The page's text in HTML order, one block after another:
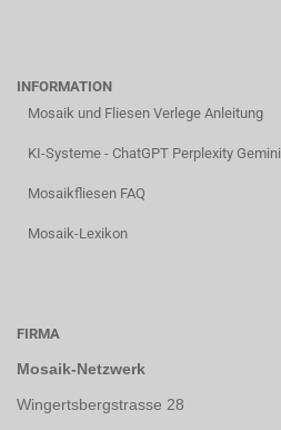
INFORMATION
Mosaik und Fliesen Verlege Anleitung
KI-Systeme - ChatGPT Perplexity Gemini
Mosaikfliesen FAQ
Mosaik-Lexikon
FIRMA
Mosaik-Netzwerk
Wingertsbergstrasse 28